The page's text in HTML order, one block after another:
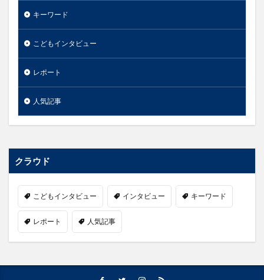
キーワード
こどもインタビュー
レポート
人気記事
クラウド
こどもインタビュー インタビュー キーワード
レポート 人気記事